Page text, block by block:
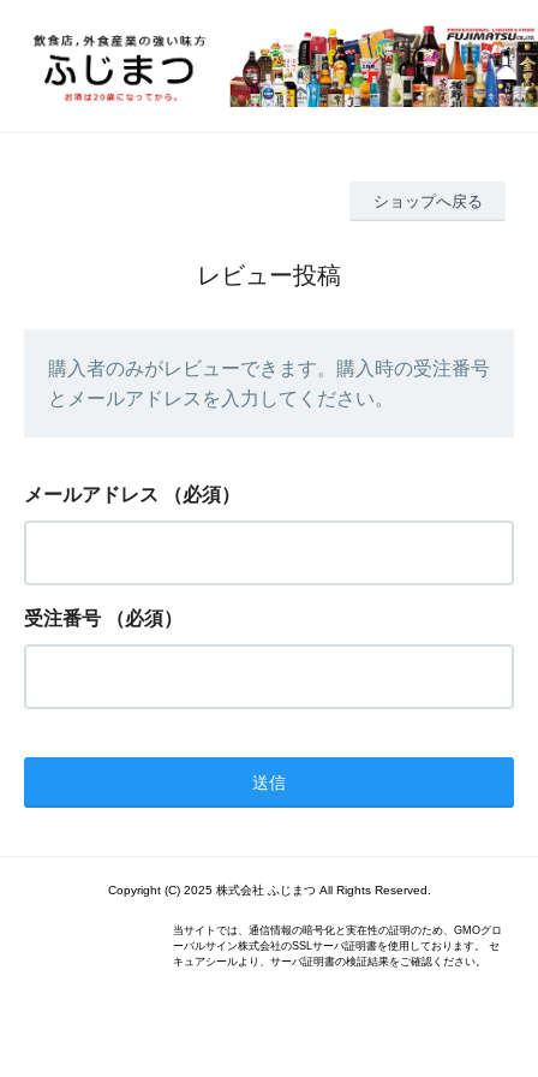
ショップへ戻る
レビュー投稿
購入者のみがレビューできます。購入時の受注番号
とメールアドレスを入力してください。
メールアドレス （必須）
受注番号 （必須）
Copyright (C) 2025 株式会社 ふじまつ All Rights Reserved.
当サイトでは、通信情報の暗号化と実在性の証明のため、GMOグロ
ーバルサイン株式会社のSSLサーバ証明書を使用しております。 セ
キュアシールより、サーバ証明書の検証結果をご確認ください。